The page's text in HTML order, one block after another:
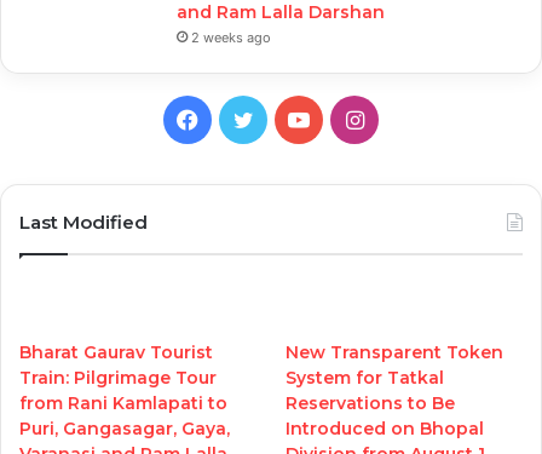
and Ram Lalla Darshan
2 weeks ago
Facebook
TwitterYouTubeInstagram
Last Modified
Bharat Gaurav Tourist
Train: Pilgrimage Tour
from Rani Kamlapati to
Puri, Gangasagar, Gaya,
New Transparent Token
System for Tatkal
Reservations to Be
Introduced on Bhopal